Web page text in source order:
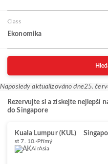
Class
Ekonomika
Naposledy aktualizováno dne25.
Rezervujte si a získejte nejlepší
do Singapore
Kuala Lumpur (KUL)
st 7. 10. Přímý
AirAsia